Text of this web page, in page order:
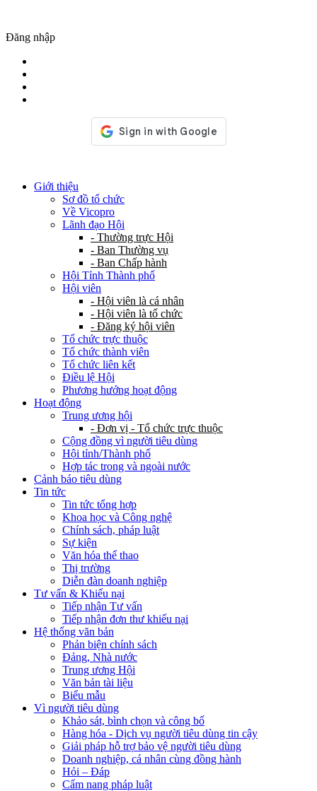
Đăng nhập
Giới thiệu
Sơ đồ tổ chức
Về Vicopro
Lãnh đạo Hội
- Thường trực Hội
- Ban Thường vụ
- Ban Chấp hành
Hội Tỉnh Thành phố
Hội viên
- Hội viên là cá nhân
- Hội viên là tổ chức
- Đăng ký hội viên
Tổ chức trực thuộc
Tổ chức thành viên
Tổ chức liên kết
Điều lệ Hội
Phương hướng hoạt động
Hoạt động
Trung ương hội
- Đơn vị - Tổ chức trực thuộc
Cộng đồng vì người tiêu dùng
Hội tỉnh/Thành phố
Hợp tác trong và ngoài nước
Cảnh báo tiêu dùng
Tin tức
Tin tức tổng hợp
Khoa học và Công nghệ
Chính sách, pháp luật
Sự kiện
Văn hóa thể thao
Thị trường
Diễn đàn doanh nghiệp
Tư vấn & Khiếu nại
Tiếp nhận Tư vấn
Tiếp nhận đơn thư khiếu nại
Hệ thống văn bản
Phản biện chính sách
Đảng, Nhà nước
Trung ương Hội
Văn bản tài liệu
Biểu mẫu
Vì người tiêu dùng
Khảo sát, bình chọn và công bố
Hàng hóa - Dịch vụ người tiêu dùng tin cậy
Giải pháp hỗ trợ bảo vệ người tiêu dùng
Doanh nghiệp, cá nhân cùng đồng hành
Hỏi – Đáp
Cẩm nang pháp luật